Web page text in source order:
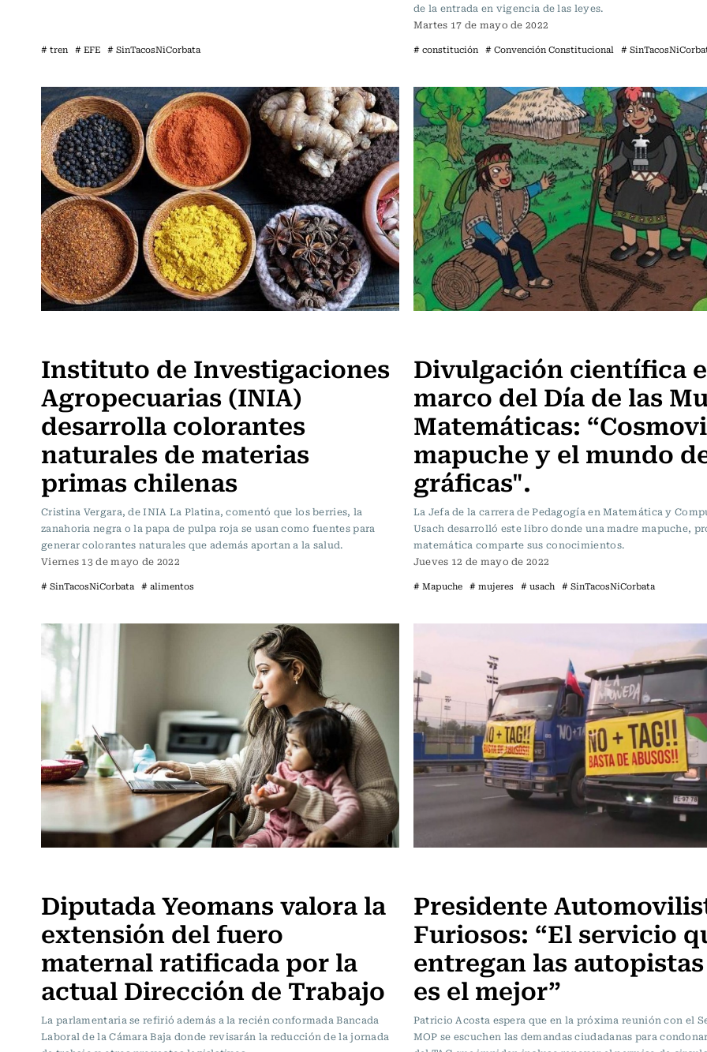
# tren # EFE # SinTacosNiCorbata
de la entrada en vigencia de las leyes.
Martes 17 de mayo de 2022
# constitución # Convención Constitucional #
Instituto de Investigaciones
Agropecuarias (INIA)
desarrolla colorantes
naturales de materias
primas chilenas
Cristina Vergara, de INIA La Platina, comentó que los berries, la
zanahoria negra o la papa de pulpa roja se usan como fuentes para
generar colorantes naturales que además aportan a la salud.
Viernes 13 de mayo de 2022
# SinTacosNiCorbata # alimentos
Divulgación científica
marco del Día de las
Matemáticas:
mapuche y el mundo
gráficas".
La Jefa de la carrera de Pedagogía en Matemática y
Usach desarrolló este libro donde una madre mapuche,
matemática comparte sus conocimientos.
Jueves 12 de mayo de 2022
# Mapuche # mujeres # usach # SinTacosNiCorbata
Diputada Yeomans valora la
extensión del fuero
maternal ratificada por la
actual Dirección de Trabajo
La parlamentaria se refirió además a la recién conformada Bancada
Laboral de la Cámara Baja donde revisarán la reducción de la jornada
Presidente
Furiosos: “El servicio
entregan las
es el mejor”
Patricio Acosta espera que en la próxima reunión con el
MOP se escuchen las demandas ciudadanas para